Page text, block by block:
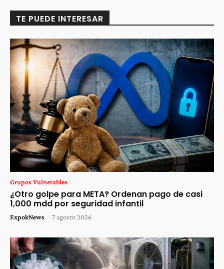
TE PUEDE INTERESAR
Grupos Vulnerables
¿Otro golpe para META? Ordenan pago de casi
1,000 mdd por seguridad infantil
ExpokNews - 7 agosto 2026